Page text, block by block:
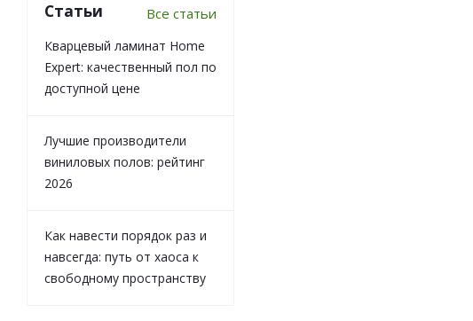
Статьи Все статьи
Кварцевый ламинат Home
Expert: качественный пол по
доступной цене
Лучшие производители
виниловых полов: рейтинг
2026
Как навести порядок раз и
навсегда: путь от хаоса к
свободному пространству